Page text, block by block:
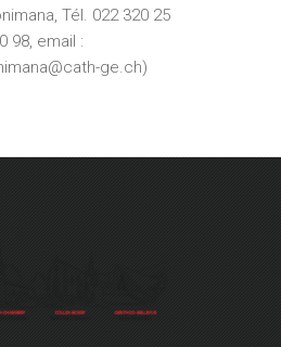
Tél. 022 320 25
98, email :
ge.ch)